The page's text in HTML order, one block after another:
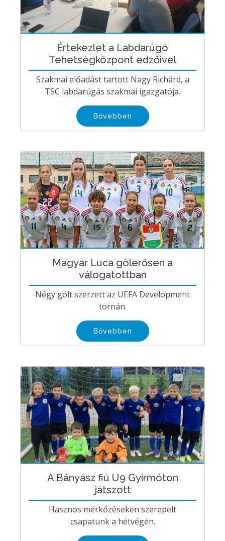
Értekezlet a Labdarúgó
Tehetségközpont edzőivel
Szakmai előadást tartott Nagy Richárd, a
TSC labdarúgás szakmai igazgatója.
Bővebben
Magyar Luca gólerősen a
válogatottban
Négy gólt szerzett az UEFA Development
tornán.
Bővebben
A Bányász fiú U9 Gyirmóton
játszott
Hasznos mérkőzéseken szerepelt
csapatunk a hétvégén.